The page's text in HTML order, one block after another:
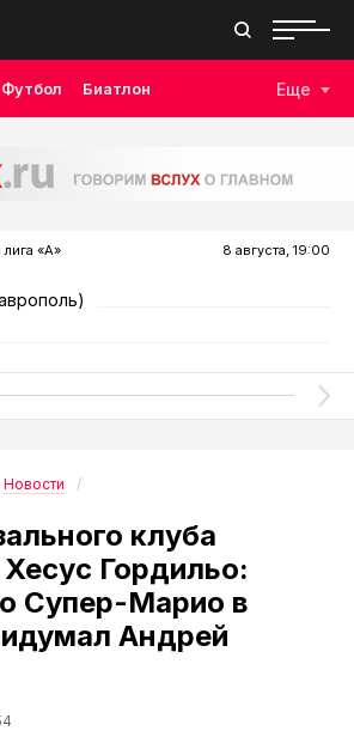
Футбол Биатлон Еще
«А» 8 августа, 19:00
Новости
клуба
Гордильо:
Супер-Марио в
Андрей